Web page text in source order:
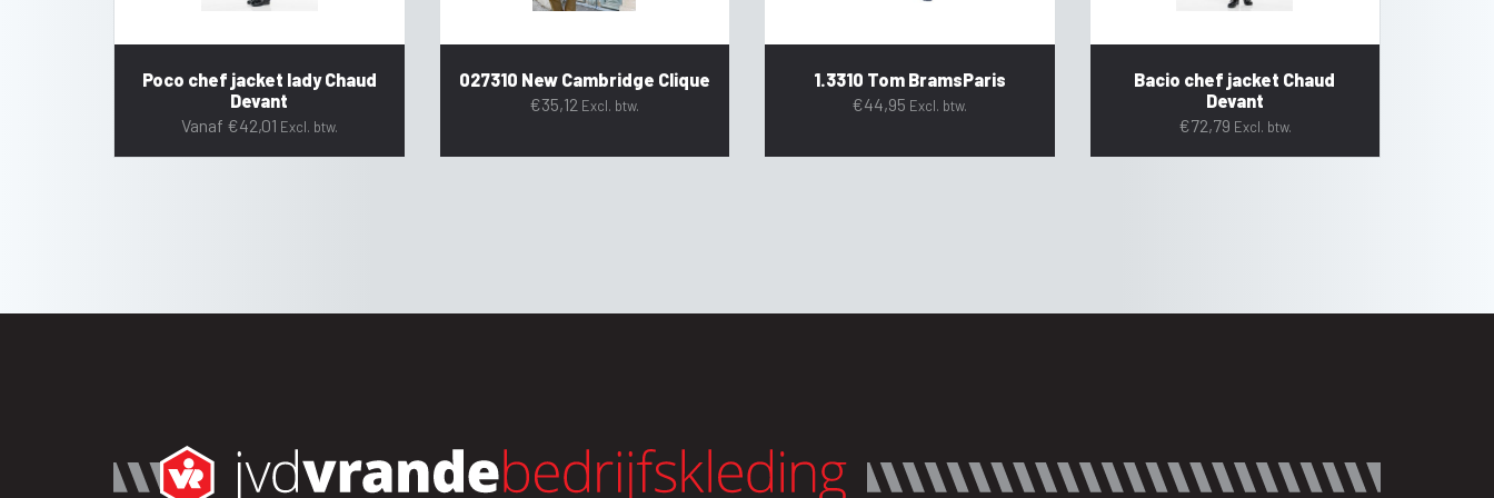
Poco chef jacket lady Chaud
Devant
Vanaf €42,01 Excl. btw.
027310 New Cambridge Clique
€35,12 Excl. btw.
1.3310 Tom BramsParis
€44,95 Excl. btw.
Bacio chef jacket Chaud
Devant
€72,79 Excl. btw.